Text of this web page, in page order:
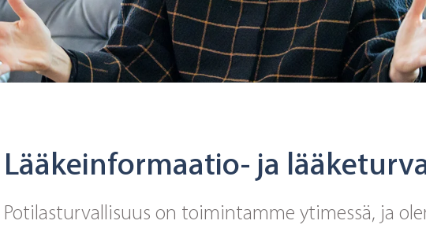
Lääkeinformaatio- ja
Potilasturvallisuus on toimintamme ytimessä, ja